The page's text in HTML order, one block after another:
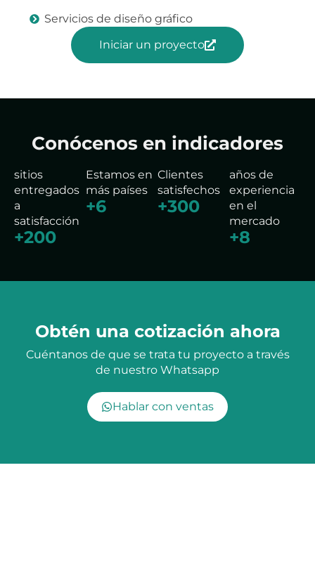
Servicios de diseño gráfico
Iniciar un proyecto
Conócenos en indicadores
sitios
entregados
a
satisfacción
+200
Estamos en
más países
+6
Clientes
satisfechos
+300
años de
experiencia
en el
mercado
+8
Obtén una cotización ahora
Cuéntanos de que se trata tu proyecto a través
de nuestro Whatsapp
Hablar con ventas